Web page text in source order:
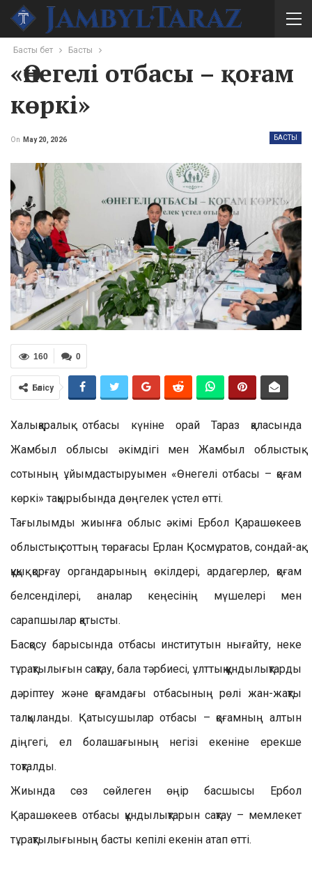
Басты бет Басты
«Өнегелі отбасы – қоғам
көркі»
БАСТЫ
On May 20, 2026
0
160
Бөлісу
Халықаралық отбасы күніне орай Тараз қаласында
Жамбыл облысы әкімдігі мен Жамбыл облыстық
сотының ұйымдастыруымен «Өнегелі отбасы – қоғам
көркі» тақырыбында дөңгелек үстел өтті.
Тағылымды жиынға облыс әкімі Ербол Қарашөкеев
облыстық соттың төрағасы Ерлан Қосмұратов, сондай-ақ
құқық қорғау органдарының өкілдері, ардагерлер, қоғам
белсенділері, аналар кеңесінің мүшелері мен
сарапшылар қатысты.
Басқосу барысында отбасы институтын нығайту, неке
тұрақтылығын сақтау, бала тәрбиесі, ұлттық құндылықтарды
дәріптеу және қоғамдағы отбасының рөлі жан-жақты
талқыланды. Қатысушылар отбасы – қоғамның алтын
діңгегі, ел болашағының негізі екеніне ерекше
тоқталды.
Жиында сөз сөйлеген өңір басшысы Ербол
Қарашөкеев отбасы құндылықтарын сақтау – мемлекет
тұрақтылығының басты кепілі екенін атап өтті.